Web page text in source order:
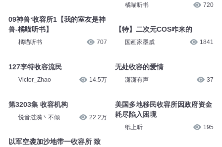
09神兽‘收容所1【我的室友是神
兽-橘喵听书】
橘喵听书 707
127李特收容流民
Victor_Zhao 14.5万
第3203集 收容机构
悦音涟漪丶不倾 22.2万
以军空袭加沙地带一收容所 致
橘喵听书 720
【特】二次元COS咋来的
国画家墨威 1841
无处收容的爱情
潇潇有声 37
美国多地移民收容所因政府资金
耗尽陷入困境
纸上听 195